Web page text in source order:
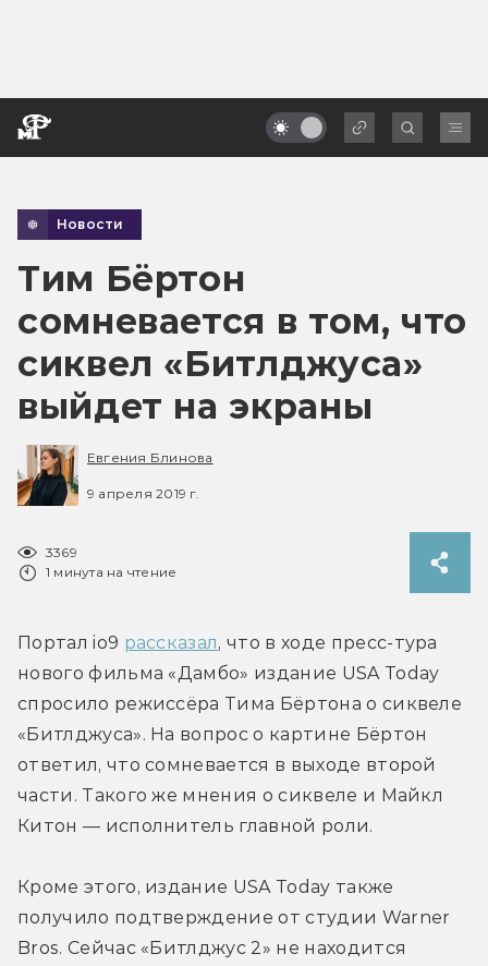
Новости
Тим Бёртон
сомневается в том, что
сиквел «Битлджуса»
выйдет на экраны
Евгения Блинова
9 апреля 2019 г.
3369
1 минута на чтение
Портал io9 рассказал, что в ходе пресс-тура
нового фильма «Дамбо» издание USA Today
спросило режиссёра Тима Бёртона о сиквеле
«Битлджуса». На вопрос о картине Бёртон
ответил, что сомневается в выходе второй
части. Такого же мнения о сиквеле и Майкл
Китон — исполнитель главной роли.
Кроме этого, издание USA Today также
получило подтверждение от студии Warner
Bros. Сейчас «Битлджус 2» не находится